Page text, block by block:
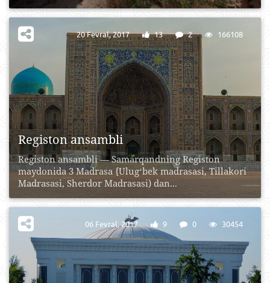
Registon ansambli
Registon ansambli — Samarqandning Registon
maydonida 3 Madrasa {Ulugʻbek madrasasi, Tillakori
Madrasasi, Sherdor Madrasasi) dan...
20 Fevral, 2017 13 2 166108
06 Fevral, 2017 9 0 30454